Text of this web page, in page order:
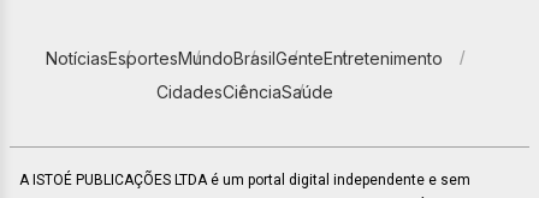
NotíciasEsportesMundoBrasilGenteEntretenimento
CidadesCiênciaSaúde
A ISTOÉ PUBLICAÇÕES LTDA é um portal digital independente e sem